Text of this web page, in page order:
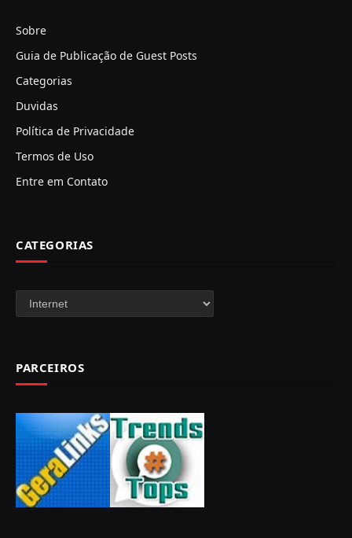
Sobre
Guia de Publicação de Guest Posts
Categorias
Duvidas
Política de Privacidade
Termos de Uso
Entre em Contato
CATEGORIAS
Categorias
PARCEIROS